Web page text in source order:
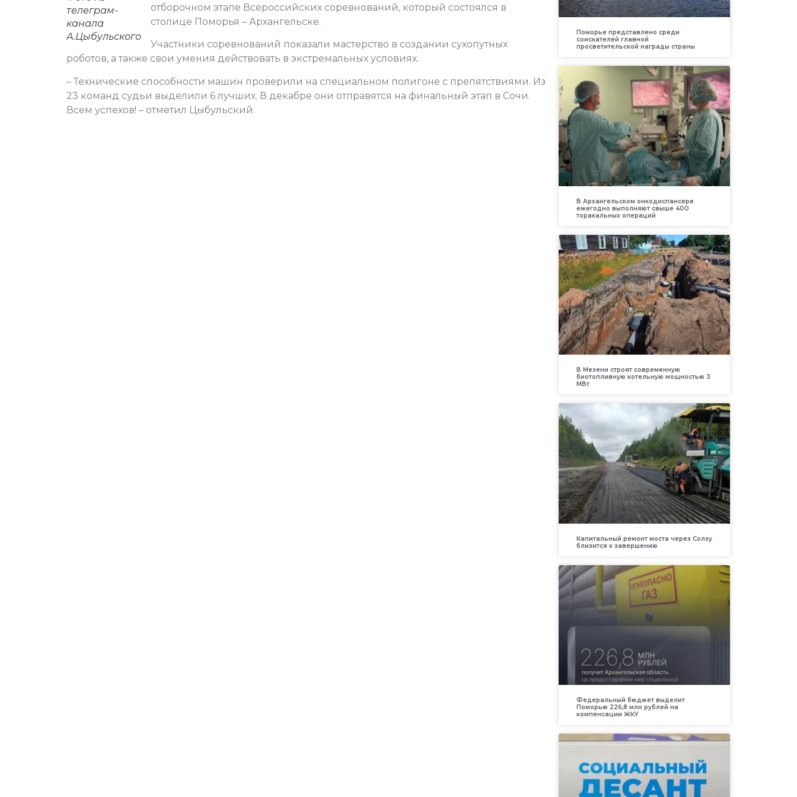
телеграм-
канала
А.Цыбульского
отборочном этапе Всероссийских соревнований, который состоялся в
столице Поморья – Архангельске.
Участники соревнований показали мастерство в создании сухопутных
роботов, а также свои умения действовать в экстремальных условиях.
– Технические способности машин проверили на специальном полигоне с препятствиями. Из
23 команд судьи выделили 6 лучших. В декабре они отправятся на финальный этап в Сочи.
Всем успехов! – отметил Цыбульский.
Поморье представлено среди
соискателей главной
просветительской награды страны
В Архангельском онкодиспансере
ежегодно выполняют свыше 400
торакальных операций
В Мезени строят современную
биотопливную котельную мощностью 3
МВт
Капитальный ремонт моста через Солзу
близится к завершению
Федеральный бюджет выделит
Поморью 226,8 млн рублей на
компенсации ЖКУ